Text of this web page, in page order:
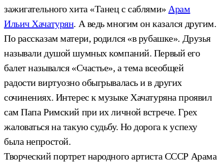
зажигательного хита «Танец с саблями» Арам
Ильич Хачатурян. А ведь многим он казался другим.
По рассказам матери, родился «в рубашке». Друзья
называли душой шумных компаний. Первый его
балет назывался «Счастье», а тема всеобщей
радости виртуозно обыгрывалась и в других
сочинениях. Интерес к музыке Хачатуряна проявил
сам Папа Римский при их личной встрече. Грех
жаловаться на такую судьбу. Но дорога к успеху
была непростой.
Творческий портрет народного артиста СССР Арама